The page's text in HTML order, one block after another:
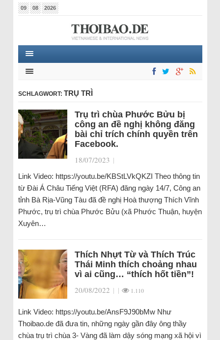
09 08 2026
SCHLAGWORT: TRỤ TRÌ
Trụ trì chùa Phước Bửu bị
công an đề nghị không đăng
bài chỉ trích chính quyền trên
Facebook.
18/07/2023 |
Link Video: https://youtu.be/KBStLVkQKZI Theo thông tin
từ Đài Á Châu Tiếng Việt (RFA) đăng ngày 14/7, Công an
tỉnh Bà Rịa-Vũng Tàu đã đề nghị Hoà thượng Thích Vĩnh
Phước, trụ trì chùa Phước Bửu (xã Phước Thuận, huyện
Xuyên…
Thích Nhựt Từ và Thích Trúc
Thái Minh thích choảng nhau
vì ai cũng… “thích hốt tiền”!
20/08/2022 | | 1.110
Link Video: https://youtu.be/AnsF9J90bMw Như
Thoibao.de đã đưa tin, những ngày gần đây ông thầy
chùa trụ trì chùa 3- Vàng đã làm dậy sóng mạng xã hội vì